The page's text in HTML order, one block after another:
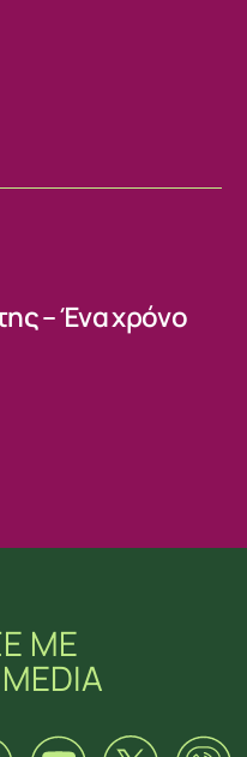
– Ένα χρόνο
ΜΕ